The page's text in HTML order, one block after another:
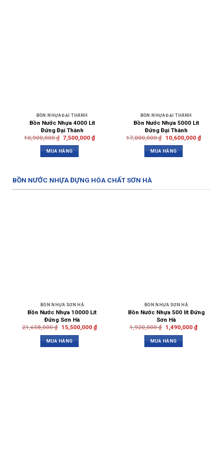
BỒN NHỰA ĐẠI THÀNH
Bồn Nước Nhựa 4000 Lít
Đứng Đại Thành
10,900,000₫ 7,500,000₫
MUA HÀNG
BỒN NHỰA ĐẠI THÀNH
Bồn Nước Nhựa 5000 Lít
Đứng Đại Thành
17,000,000₫ 10,600,000 ₫
MUA HÀNG
BỒN NƯỚC NHỰA ĐỰNG HÓA CHẤT SƠN HÀ
BỒN NHỰA SƠN HÀ
Bồn Nước Nhựa 10000 Lít
Đứng Sơn Hà
21,658,000₫ 15,500,000 ₫
MUA HÀNG
BỒN NHỰA SƠN HÀ
Bồn Nước Nhựa 500 lít Đứng
Sơn Hà
1,920,000₫ 1,490,000 ₫
MUA HÀNG